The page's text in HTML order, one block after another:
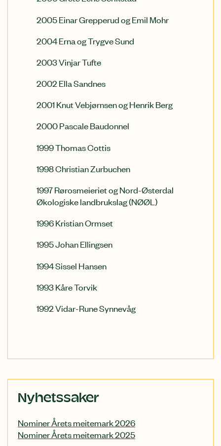
2005 Einar Grepperud og Emil Mohr
2004 Erna og Trygve Sund
2003 Vinjar Tufte
2002 Ella Sandnes
2001 Knut Vebjørnsen og Henrik Berg
2000 Pascale Baudonnel
1999 Thomas Cottis
1998 Christian Zurbuchen
1997 Rørosmeieriet og Nord-Østerdal
Økologiske landbrukslag (NØØL)
1996 Kristian Ormset
1995 Johan Ellingsen
1994 Sissel Hansen
1993 Kåre Torvik
1992 Vidar-Rune Synnevåg
innhold
Nyhetssaker
Nominer Årets meitemark 2026
Nominer Årets meitemark 2025